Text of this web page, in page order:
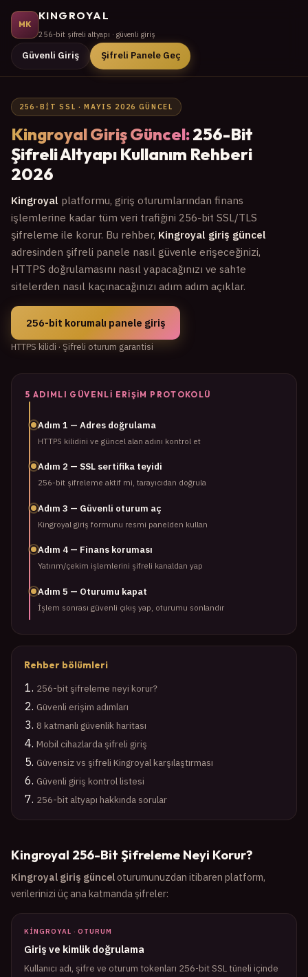
MK
KINGROYAL
256-bit şifreli altyapı · güvenli giriş
Güvenli Giriş Şifreli Panele Geç
256-BIT SSL · MAYIS 2026 GÜNCEL
Kingroyal Giriş Güncel:256-Bit
Şifreli Altyapı Kullanım Rehberi
2026
Kingroyal platformu, giriş oturumlarından finans
işlemlerine kadar tüm veri trafiğini 256-bit SSL/TLS
şifreleme ile korur. Bu rehber, Kingroyal giriş güncel
adresinden şifreli panele nasıl güvenle erişeceğinizi,
HTTPS doğrulamasını nasıl yapacağınızı ve sahte
sitelerden nasıl kaçınacağınızı adım adım açıklar.
256-bit korumalı panele giriş
HTTPS kilidi · Şifreli oturum garantisi
5 ADIMLI GÜVENLI ERIŞIM PROTOKOLÜ
Adım 1 — Adres doğrulama
HTTPS kilidini ve güncel alan adını kontrol et
Adım 2 — SSL sertifika teyidi
256-bit şifreleme aktif mi, tarayıcıdan doğrula
Adım 3 — Güvenli oturum aç
Kingroyal giriş formunu resmi panelden kullan
Adım 4 — Finans koruması
Yatırım/çekim işlemlerini şifreli kanaldan yap
Adım 5 — Oturumu kapat
İşlem sonrası güvenli çıkış yap, oturumu sonlandır
Rehber bölümleri
256-bit şifreleme neyi korur?
Güvenli erişim adımları
8 katmanlı güvenlik haritası
Mobil cihazlarda şifreli giriş
Güvensiz vs şifreli Kingroyal karşılaştırması
Güvenli giriş kontrol listesi
256-bit altyapı hakkında sorular
Kingroyal 256-Bit Şifreleme Neyi Korur?
Kingroyal giriş günceloturumunuzdan itibaren platform,
verilerinizi üç ana katmanda şifreler:
KINGROYAL · OTURUM
Giriş ve kimlik doğrulama
Kullanıcı adı, şifre ve oturum tokenları 256-bit SSL tüneli içinde